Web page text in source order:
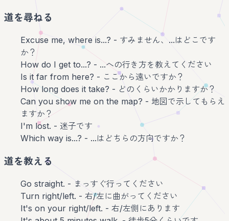
道を尋ねる
Excuse me, where is...? - すみません、...はどこです
か？
How do I get to...? - ...への行き方を教えてください
Is it far from here? - ここから遠いですか？
How long does it take? - どのくらいかかりますか？
Can you show me on the map? - 地図で示してもらえ
ますか？
I'm lost. - 迷子です
Which way is...? - ...はどちらの方向ですか？
道を教える
Go straight. - まっすぐ行ってください
Turn right/left. - 右/左に曲がってください
It's on your right/left. - 右/左側にあります